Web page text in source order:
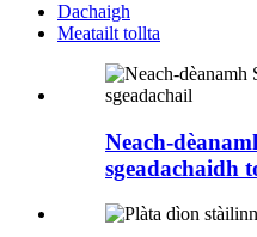
Dachaigh
Meatailt tollta
Neach-
sgeadachaidh